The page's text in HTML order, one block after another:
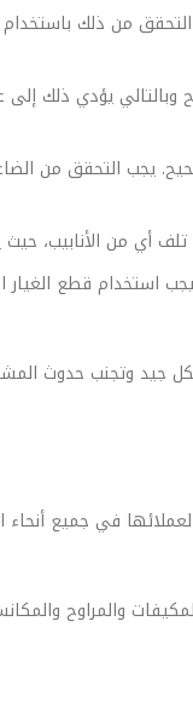
من ذلك باستخدام
يؤدي ذلك إلى
التحقق من
أي من الأنابيب، حيث
استخدام قطع الغيار
بشكل جيد وتجنب حدوث
في جميع
والمراوح